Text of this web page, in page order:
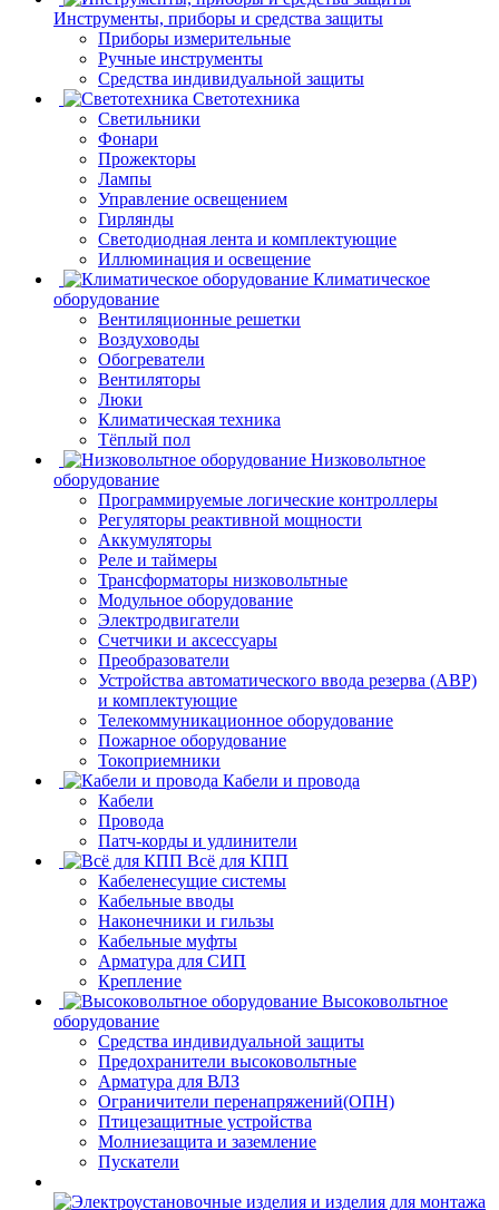
Инструменты, приборы и средства защиты
Приборы измерительные
Ручные инструменты
Средства индивидуальной защиты
Светотехника
Светильники
Фонари
Прожекторы
Лампы
Управление освещением
Гирлянды
Светодиодная лента и комплектующие
Иллюминация и освещение
Климатическое
оборудование
Вентиляционные решетки
Воздуховоды
Обогреватели
Вентиляторы
Люки
Климатическая техника
Тёплый пол
Низковольтное
оборудование
Программируемые логические контроллеры
Регуляторы реактивной мощности
Аккумуляторы
Реле и таймеры
Трансформаторы низковольтные
Модульное оборудование
Электродвигатели
Счетчики и аксессуары
Преобразователи
Устройства автоматического ввода резерва (АВР)
и комплектующие
Телекоммуникационное оборудование
Пожарное оборудование
Токоприемники
Кабели и провода
Кабели
Провода
Патч-корды и удлинители
Всё для КПП
Кабеленесущие системы
Кабельные вводы
Наконечники и гильзы
Кабельные муфты
Арматура для СИП
Крепление
Высоковольтное
оборудование
Средства индивидуальной защиты
Предохранители высоковольтные
Арматура для ВЛЗ
Ограничители перенапряжений(ОПН)
Птицезащитные устройства
Молниезащита и заземление
Пускатели